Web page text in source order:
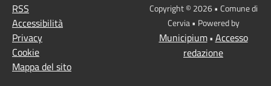
RSS
Accessibilità
Privacy
Cookie
Mappa del sito
Copyright © 2026 • Comune di
Cervia • Powered by
Municipium• Accesso
redazione